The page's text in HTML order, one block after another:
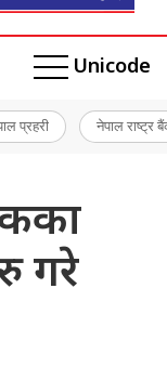
Unicode
प्रहरी नेपाल राष्ट्र
गरे